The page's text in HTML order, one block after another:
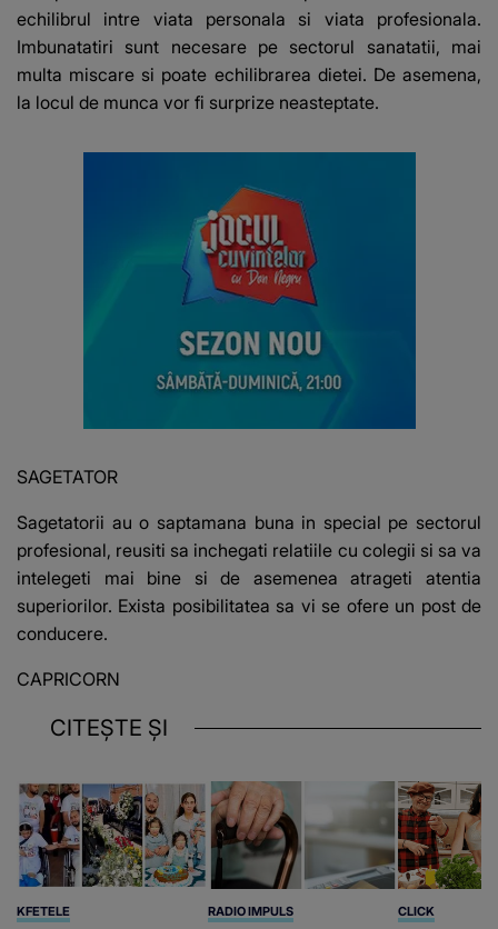
echilibrul intre viata personala si viata profesionala.
Imbunatatiri sunt necesare pe sectorul sanatatii, mai
multa miscare si poate echilibrarea dietei. De asemena,
la locul de munca vor fi surprize neasteptate.
SAGETATOR
Sagetatorii au o saptamana buna in special pe sectorul
profesional, reusiti sa inchegati relatiile cu colegii si sa va
intelegeti mai bine si de asemenea atrageti atentia
superiorilor. Exista posibilitatea sa vi se ofere un post de
conducere.
CAPRICORN
CITEȘTE ȘI
KFETELE RADIO IMPULS CLICK